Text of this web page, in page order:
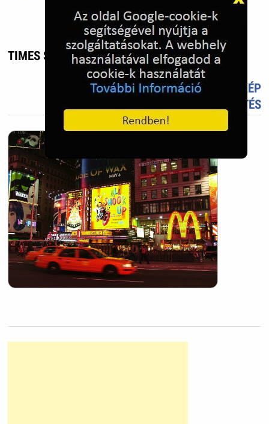
TIMES SQUARE - UTAZÁS, ÉLMÉNY
TETSZIK?TÖLTS FEL FOTÓT TE IS!
ÚJ KÉP
FELTÖLTÉS